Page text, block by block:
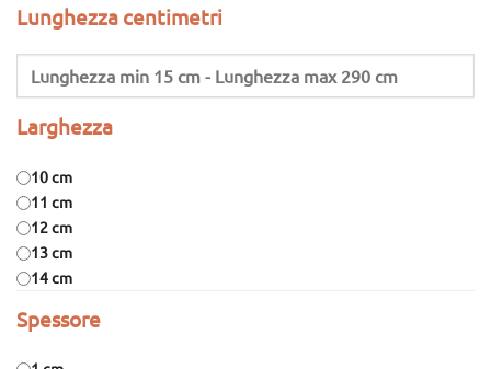
Lunghezza centimetri
Larghezza
10 cm
11 cm
12 cm
13 cm
14 cm
Spessore